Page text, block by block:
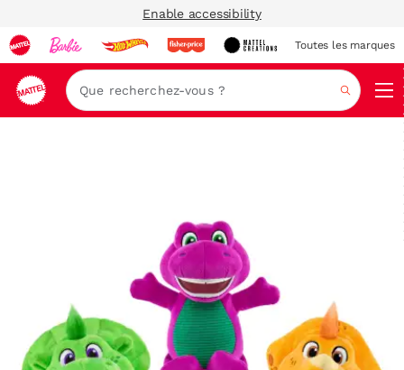
Enable accessibility
Toutes les marques